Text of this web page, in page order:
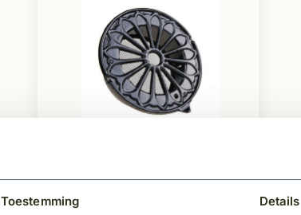
Toestemming Details
Verluchtingsrooster-
150-mm-gegoten-